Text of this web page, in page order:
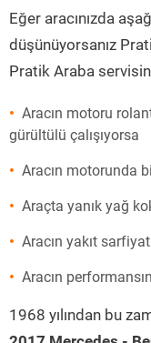
Eğer aracınızda
düşünüyorsanız
Pratik Araba
Aracın motoru
gürültülü çalışıyorsa
Aracın motorunda
Araçta yanık yağ
Aracın yakıt
Aracın
1968 yılından bu